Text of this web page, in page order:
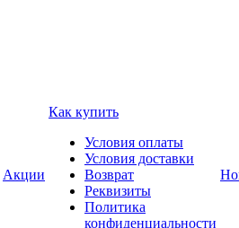
Акции
Как купить
Условия оплаты
Условия доставки
Возврат
Реквизиты
Политика
конфиденциальности